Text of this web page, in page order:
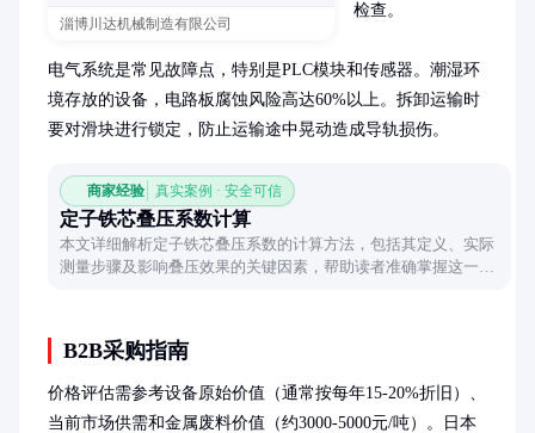
淄博川达机械制造有限公司
检查。
电气系统是常见故障点，特别是PLC模块和传感器。潮湿环
境存放的设备，电路板腐蚀风险高达60%以上。拆卸运输时
要对滑块进行锁定，防止运输途中晃动造成导轨损伤。
商家经验 真实案例 · 安全可信
定子铁芯叠压系数计算
本文详细解析定子铁芯叠压系数的计算方法，包括其定义、实际
测量步骤及影响叠压效果的关键因素，帮助读者准确掌握这一电
B2B采购指南
价格评估需参考设备原始价值（通常按每年15-20%折旧）、
当前市场供需和金属废料价值（约3000-5000元/吨）。日本